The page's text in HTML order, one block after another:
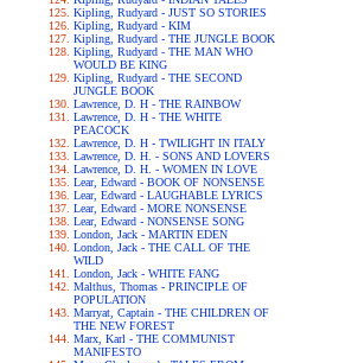
Kipling, Rudyard - JUST SO STORIES
Kipling, Rudyard - KIM
Kipling, Rudyard - THE JUNGLE BOOK
Kipling, Rudyard - THE MAN WHO
WOULD BE KING
Kipling, Rudyard - THE SECOND
JUNGLE BOOK
Lawrence, D. H - THE RAINBOW
Lawrence, D. H - THE WHITE
PEACOCK
Lawrence, D. H - TWILIGHT IN ITALY
Lawrence, D. H. - SONS AND LOVERS
Lawrence, D. H. - WOMEN IN LOVE
Lear, Edward - BOOK OF NONSENSE
Lear, Edward - LAUGHABLE LYRICS
Lear, Edward - MORE NONSENSE
Lear, Edward - NONSENSE SONG
London, Jack - MARTIN EDEN
London, Jack - THE CALL OF THE
WILD
London, Jack - WHITE FANG
Malthus, Thomas - PRINCIPLE OF
POPULATION
Marryat, Captain - THE CHILDREN OF
THE NEW FOREST
Marx, Karl - THE COMMUNIST
MANIFESTO